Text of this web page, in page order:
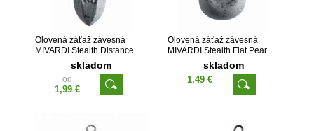
Olovená záťaž závesná
MIVARDI Stealth Distance
skladom
od
1,99 €
Olovená záťaž závesná
MIVARDI Stealth Flat Pear
skladom
1,49 €